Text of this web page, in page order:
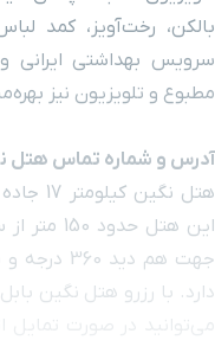
بالکن، رخت‌آویز، کمد
سرویس بهداشتی ایرانی
مطبوع و تلویزیون نیز
آدرس و شماره تماس هتل
هتل
این هتل
جهت هم
دارد. با رزرو هتل نگین
می‌توانید در صورت تمایل